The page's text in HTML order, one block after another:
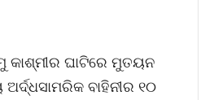
ଘାଟିରେ ମୁତୟନ
ବାହିନୀର ୧୦